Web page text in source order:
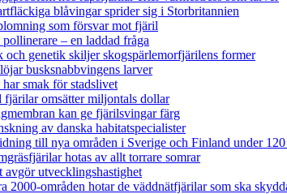
blåvingar sprider sig i Storbritannien
som försvar mot fjäril
– en laddad fråga
och genetik skiljer skogspärlemorfjärilens former
busksnabbvingens larver
smak för stadslivet
fjärilar omsätter miljontals dollar
kan ge fjärilsvingar färg
av danska habitatspecialister
till nya områden i Sverige och Finland under
hotas av allt torrare somrar
utvecklingshastighet
2000-områden hotar de väddnätfjärilar som ska